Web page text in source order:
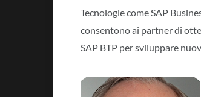
Tecnologie come SAP
consentono ai partner di
SAP BTP per sviluppare